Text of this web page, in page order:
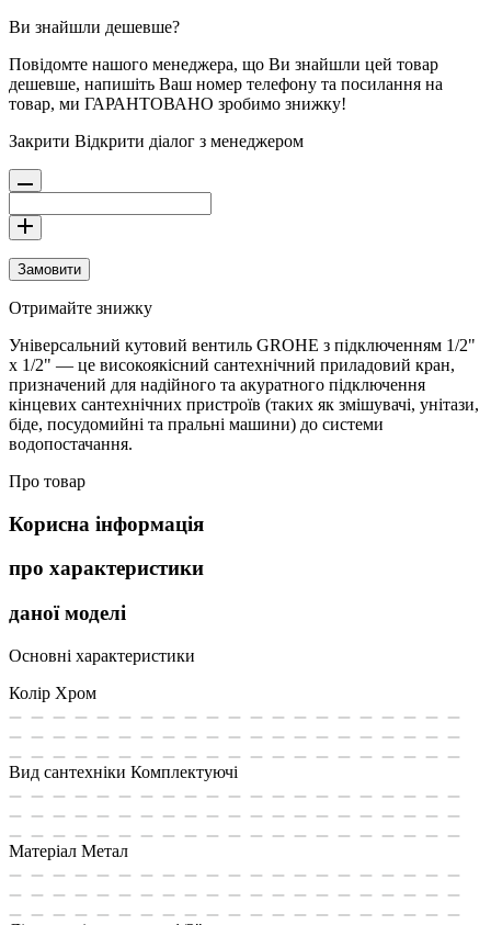
Ви знайшли дешевше?
Повідомте нашого менеджера, що Ви знайшли цей товар
дешевше, напишіть Ваш номер телефону та посилання на
товар, ми ГАРАНТОВАНО зробимо знижку!
Закрити Відкрити діалог з менеджером
Замовити
Отримайте знижку
Універсальний кутовий вентиль GROHE з підключенням 1/2"
х 1/2" — це високоякісний сантехнічний приладовий кран,
призначений для надійного та акуратного підключення
кінцевих сантехнічних пристроїв (таких як змішувачі, унітази,
біде, посудомийні та пральні машини) до системи
водопостачання.
Про товар
Корисна інформація
про характеристики
даної моделі
Основні характеристики
Колір Хром
Вид сантехніки Комплектуючі
Матеріал Метал